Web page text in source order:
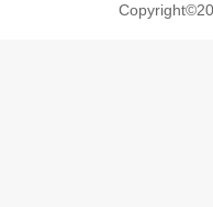
Copyright©